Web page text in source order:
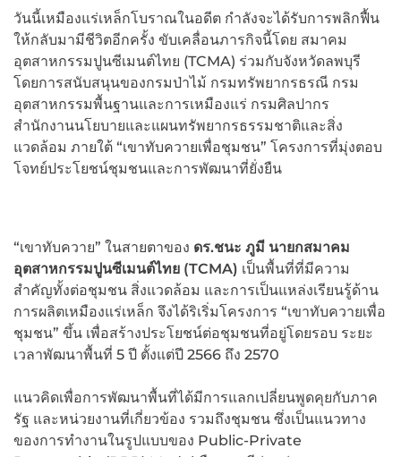
วันนี้เหมืองแร่เหล็กโบราณในอดีต กำลังจะได้รับการพลิกฟื้น
ให้กลับมามีชีวิตอีกครั้ง ขับเคลื่อนภารกิจนี้โดย สมาคม
อุตสาหกรรมปูนซีเมนต์ไทย (TCMA) ร่วมกับจังหวัดลพบุรี
โดยการสนับสนุนของกรมป่าไม้ กรมทรัพยากรธรณี กรม
อุตสาหกรรมพื้นฐานและการเหมืองแร่ กรมศิลปากร
สำนักงานนโยบายและแผนทรัพยากรธรรมชาติและสิ่ง
แวดล้อม ภายใต้ “เขาทับควายเพื่อชุมชน” โครงการที่มุ่งตอบ
โจทย์ประโยชน์ชุมชนและการพัฒนาที่ยั่งยืน
“เขาทับควาย” ในสายตาของ ดร.ชนะ ภูมี นายกสมาคม
อุตสาหกรรมปูนซีเมนต์ไทย (TCMA) เป็นพื้นที่ที่มีความ
สำคัญทั้งต่อชุมชน สิ่งแวดล้อม และการเป็นแหล่งเรียนรู้ด้าน
การผลิตเหมืองแร่เหล็ก จึงได้ริเริ่มโครงการ “เขาทับควายเพื่อ
ชุมชน” ขึ้น เพื่อสร้างประโยชน์ต่อชุมชนที่อยู่โดยรอบ ระยะ
เวลาพัฒนาพื้นที่ 5 ปี ตั้งแต่ปี 2566 ถึง 2570
แนวคิดเพื่อการพัฒนาพื้นที่ได้มีการแลกเปลี่ยนพูดคุยกับภาค
รัฐ และหน่วยงานที่เกี่ยวข้อง รวมถึงชุมชน ซึ่งเป็นแนวทาง
ของการทำงานในรูปแบบของ Public-Private